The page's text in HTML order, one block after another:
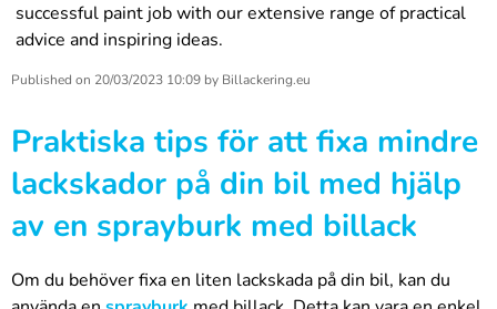
successful paint job with our extensive range of practical
advice and inspiring ideas.
Published on 20/03/2023 10:09 by Billackering.eu
Praktiska tips för att fixa mindre
lackskador på din bil med hjälp
av en sprayburk med billack
Om du behöver fixa en liten lackskada på din bil, kan du